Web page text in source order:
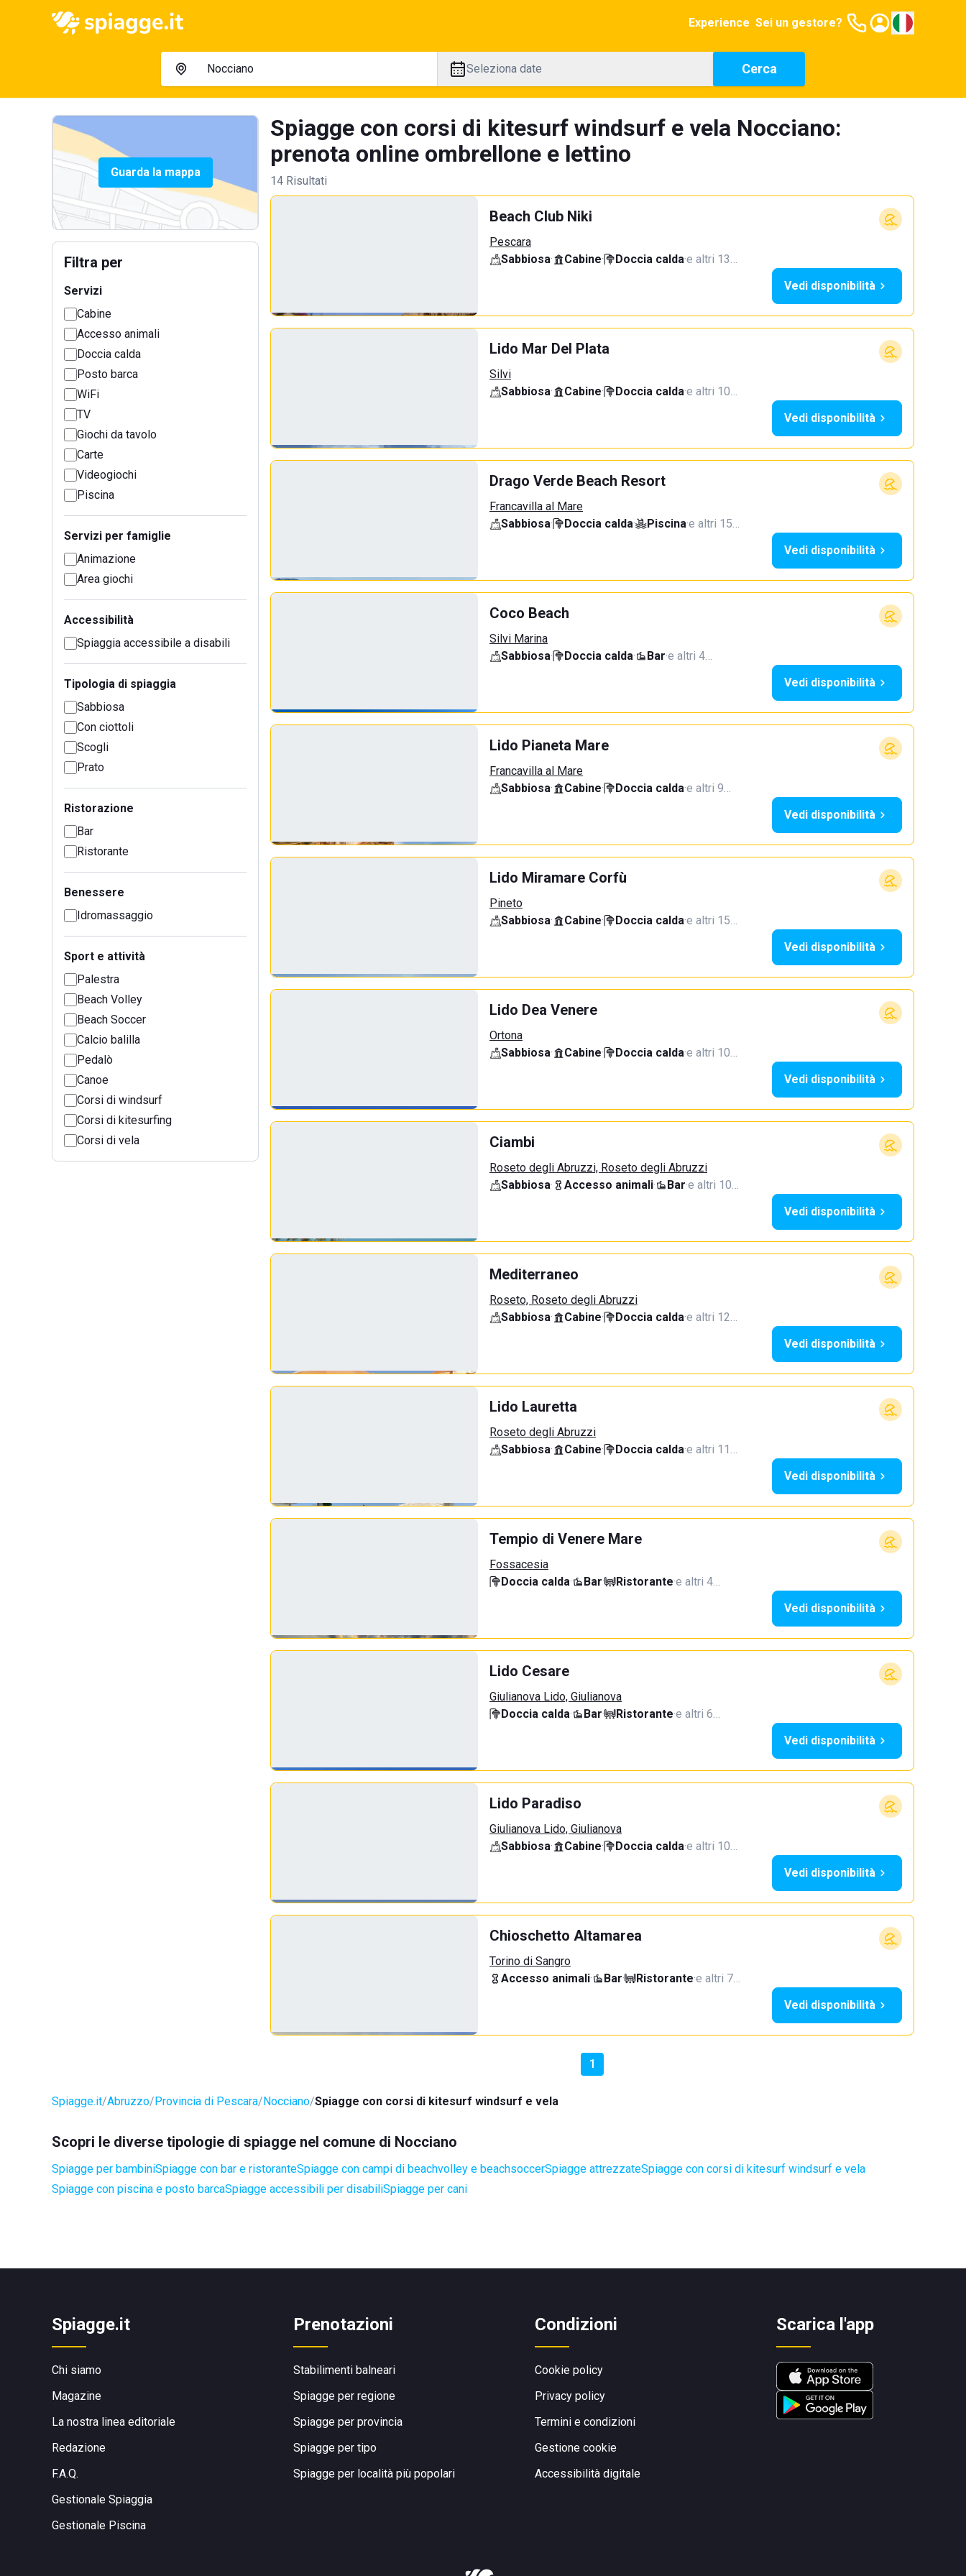
Experience Sei un gestore?
Seleziona date Cerca
Guarda la mappa
Filtra per
Servizi
Cabine
Accesso animali
Doccia calda
Posto barca
WiFi
TV
Giochi da tavolo
Carte
Videogiochi
Piscina
Servizi per famiglie
Animazione
Area giochi
Accessibilità
Spiaggia accessibile a disabili
Tipologia di spiaggia
Sabbiosa
Con ciottoli
Scogli
Prato
Ristorazione
Bar
Ristorante
Benessere
Idromassaggio
Sport e attività
Palestra
Beach Volley
Beach Soccer
Calcio balilla
Pedalò
Canoe
Corsi di windsurf
Corsi di kitesurfing
Corsi di vela
Spiagge con corsi di kitesurf windsurf e vela Nocciano:
prenota online ombrellone e lettino
14 Risultati
Beach Club Niki
Pescara
Sabbiosa· Cabine· Doccia calda·e altri 13…
Vedi disponibilità
Lido Mar Del Plata
Silvi
Sabbiosa· Cabine· Doccia calda·e altri 10…
Vedi disponibilità
Drago Verde Beach Resort
Francavilla al Mare
Sabbiosa· Doccia calda· Piscina·e altri 15…
Vedi disponibilità
Coco Beach
Silvi Marina
Sabbiosa· Doccia calda· Bar·e altri 4…
Vedi disponibilità
Lido Pianeta Mare
Francavilla al Mare
Sabbiosa· Cabine· Doccia calda·e altri 9…
Vedi disponibilità
Lido Miramare Corfù
Pineto
Sabbiosa· Cabine· Doccia calda·e altri 15…
Vedi disponibilità
Lido Dea Venere
Ortona
Sabbiosa· Cabine· Doccia calda·e altri 10…
Vedi disponibilità
Ciambi
Roseto degli Abruzzi, Roseto degli Abruzzi
Sabbiosa· Accesso animali· Bar·e altri 10…
Vedi disponibilità
Mediterraneo
Roseto, Roseto degli Abruzzi
Sabbiosa· Cabine· Doccia calda·e altri 12…
Vedi disponibilità
Lido Lauretta
Roseto degli Abruzzi
Sabbiosa· Cabine· Doccia calda·e altri 11…
Vedi disponibilità
Tempio di Venere Mare
Fossacesia
Doccia calda· Bar· Ristorante·e altri 4…
Vedi disponibilità
Lido Cesare
Giulianova Lido, Giulianova
Doccia calda· Bar· Ristorante·e altri 6…
Vedi disponibilità
Lido Paradiso
Giulianova Lido, Giulianova
Sabbiosa· Cabine· Doccia calda·e altri 10…
Vedi disponibilità
Chioschetto Altamarea
Torino di Sangro
Accesso animali· Bar· Ristorante·e altri 7…
Vedi disponibilità
1
Spiagge.it Abruzzo Provincia di Pescara Nocciano Spiagge con corsi di kitesurf windsurf e vela
Scopri le diverse tipologie di spiagge nel comune di Nocciano
Spiagge per bambiniSpiagge con bar e ristoranteSpiagge con campi di beachvolley e beachsoccerSpiagge attrezzateSpiagge con corsi di kitesurf windsurf e vela
Spiagge con piscina e posto barcaSpiagge accessibili per disabiliSpiagge per cani
Spiagge.it
Chi siamo
Magazine
La nostra linea editoriale
Redazione
F.A.Q.
Gestionale Spiaggia
Gestionale Piscina
Prenotazioni
Stabilimenti balneari
Spiagge per regione
Spiagge per provincia
Spiagge per tipo
Spiagge per località più popolari
Condizioni
Cookie policy
Privacy policy
Termini e condizioni
Gestione cookie
Accessibilità digitale
Scarica l'app